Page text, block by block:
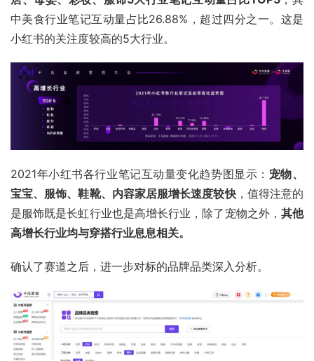
中美食行业笔记互动量占比26.88%，超过四分之一。这是
小红书的关注度较高的5大行业。
2021年小红书各行业笔记互动量变化趋势图显示： 宠物、
宝宝、服饰、鞋靴、内容家居服增长速度较快，值得注意的
是服饰既是长虹行业也是高增长行业，除了宠物之外， 其他
高增长行业均与穿搭行业息息相关。
确认了赛道之后，进一步对标的品牌品类深入分析。